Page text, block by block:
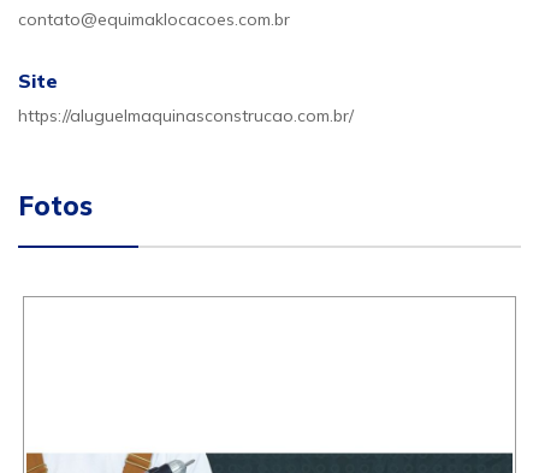
contato@equimaklocacoes.com.br
Site
https://aluguelmaquinasconstrucao.com.br/
Fotos